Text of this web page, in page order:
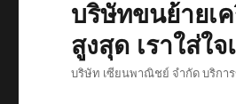
บริษัทขนย้ายเ
สูงสุด เราใส่ใ
บริษัท เซียนพาณิชย์ จำกัด บริการ